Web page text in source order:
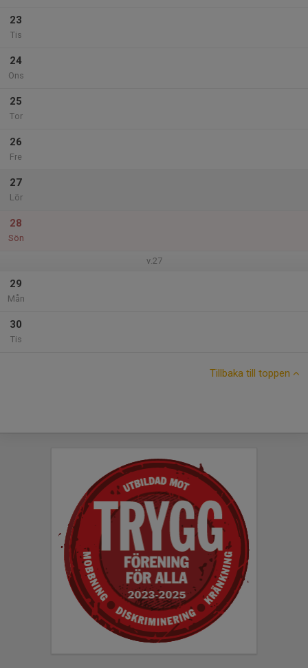
23
Tis
24
Ons
25
Tor
26
Fre
27
Lör
28
Sön
v.27
29
Mån
30
Tis
Tillbaka till toppen